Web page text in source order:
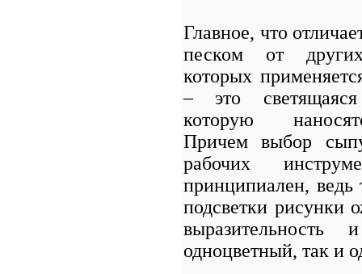
Главное, что
песком от
которых
– это
которую
Причем выбор
рабочих
принципиален, ведь
подсветки рисунки
одноцветный, так и